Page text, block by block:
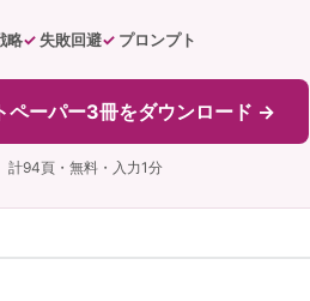
略 失敗回避 プロンプト
ペーパー3冊をダウンロード →
計94頁・無料・入力1分